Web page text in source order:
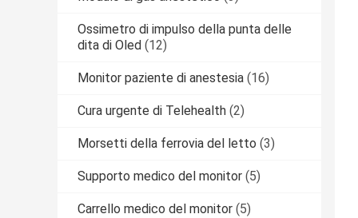
Ossimetro di impulso della punta delle
dita di Oled (12)
Monitor paziente di anestesia (16)
Cura urgente di Telehealth (2)
Morsetti della ferrovia del letto (3)
Supporto medico del monitor (5)
Carrello medico del monitor (5)